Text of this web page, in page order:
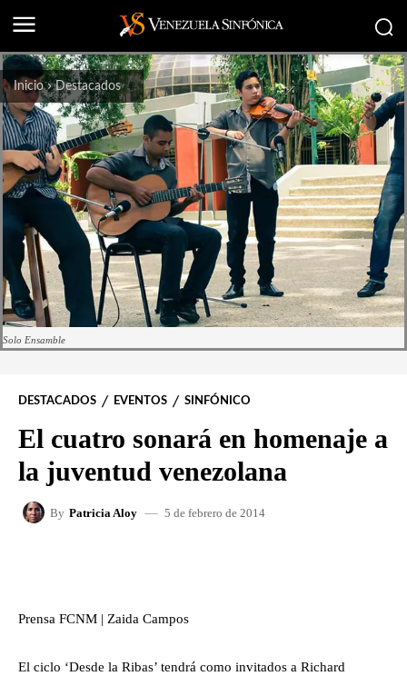
Inicio Destacados
Solo Ensamble
DESTACADOS EVENTOS SINFÓNICO
El cuatro sonará en homenaje a
la juventud venezolana
By Patricia Aloy 5 de febrero de 2014
Prensa FCNM | Zaida Campos
El ciclo ‘Desde la Ribas’ tendrá como invitados a Richard